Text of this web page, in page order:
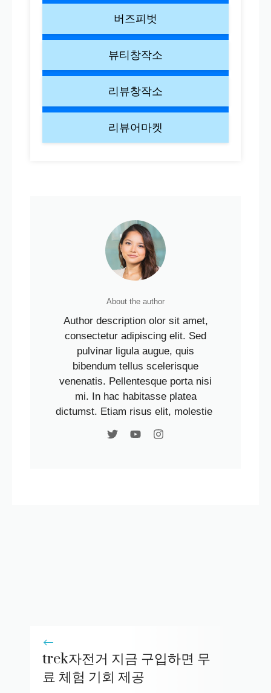
버즈피벗
뷰티창작소
리뷰창작소
리뷰어마켓
About the author
Author description olor sit amet,
consectetur adipiscing elit. Sed
pulvinar ligula augue, quis
bibendum tellus scelerisque
venenatis. Pellentesque porta nisi
mi. In hac habitasse platea
dictumst. Etiam risus elit, molestie
trek자전거 지금 구입하면 무
료 체험 기회 제공